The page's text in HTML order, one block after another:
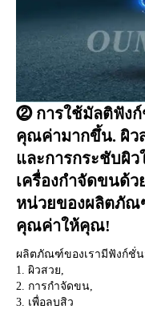
⓶ การใช้มัลติฟัง
คุณค่ามากขึ้น. ผิว
และการกระชับผิ
เครื่องกำจัดขนด้
หน่วยของผลิตภัณ
คุณค่าให้คุณ!
ผลิตภัณฑ์ของเรามีฟังก์ชั่
1. ผิวสวย,
2. การกำจัดขน,
3. เพื่อลบสิว